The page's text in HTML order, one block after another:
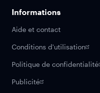
Informations
Aide et contact
Conditions d'utilisation
Politique de confidentialité
Publicité